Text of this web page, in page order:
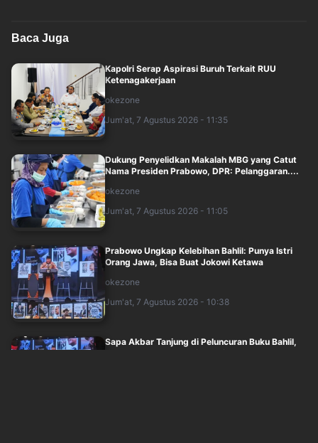
Baca Juga
Kapolri Serap Aspirasi Buruh Terkait RUU
Ketenagakerjaan
okezone
Jum'at, 7 Agustus 2026 - 11:35
Dukung Penyelidkan Makalah MBG yang Catut
Nama Presiden Prabowo, DPR: Pelanggaran....
okezone
Jum'at, 7 Agustus 2026 - 11:05
Prabowo Ungkap Kelebihan Bahlil: Punya Istri
Orang Jawa, Bisa Buat Jokowi Ketawa
okezone
Jum'at, 7 Agustus 2026 - 10:38
Sapa Akbar Tanjung di Peluncuran Buku Bahlil,
Prabowo: Saya Alumni Partai Golkar